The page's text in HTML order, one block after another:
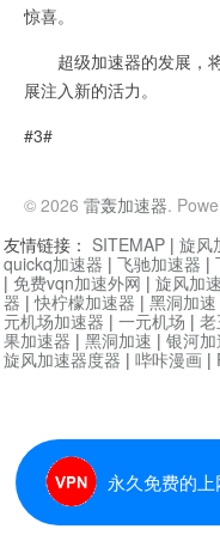
惊喜。
超级加速器的发展，将
展注入新的活力。
#3#
© 2026 雷轰加速器.
永久免费的
友情链接： SITEMAP | 旋风
quickq加速器 | 飞驰加速器 |
| 免费vqn加速外网 | 旋风加
器 |快柠檬加速器 | 黑洞加速
元机场加速器 | 一元机场 |
果加速器 | 黑洞加速 | 银河
旋风加速器度器 | 哔咔漫画 |